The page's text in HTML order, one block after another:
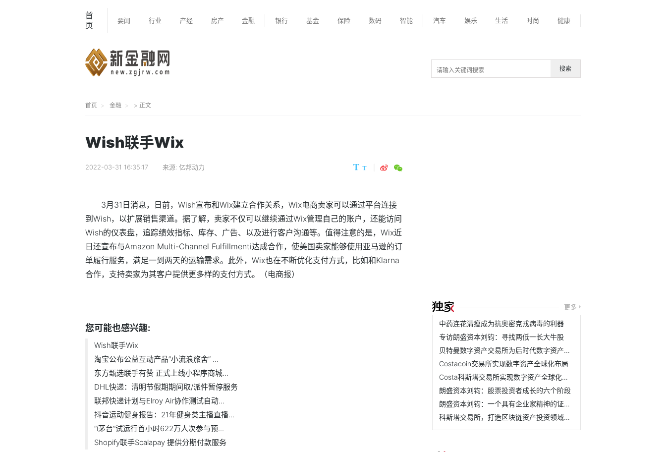
首
页
要闻 行业 产经 房产 金融 银行 基金 保险 数码 智能 汽车 娱乐 生活 时尚 健康
搜索
首页 金融 > 正文
Wish联手Wix
2022-03-31 16:35:17 来源: 亿邦动力
3月31日消息，日前，Wish宣布和Wix建立合作关系，Wix电商卖家可以通过平台连接
到Wish，以扩展销售渠道。据了解，卖家不仅可以继续通过Wix管理自己的账户，还能访问
Wish的仪表盘，追踪绩效指标、库存、广告、以及进行客户沟通等。值得注意的是，Wix近
日还宣布与Amazon Multi-Channel Fulfillmenti达成合作，使美国卖家能够使用亚马逊的订
单履行服务，满足一到两天的运输需求。此外，Wix也在不断优化支付方式，比如和Klarna
合作，支持卖家为其客户提供更多样的支付方式。（电商报）
您可能也感兴趣:
Wish联手Wix
淘宝公布公益互动产品“小流浪旅舍” ...
东方甄选联手有赞 正式上线小程序商城...
DHL快递：清明节假期期间取/派件暂停服务
联邦快递计划与Elroy Air协作测试自动...
抖音运动健身报告：21年健身类主播直播...
“i茅台”试运行首小时622万人次参与预...
Shopify联手Scalapay 提供分期付款服务
更多
中药连花清瘟成为抗奥密克戎病毒的利器
专访朗盛资本刘钧：寻找两低一长大牛股
贝特曼数字资产交易所为后时代数字资产交易保驾护航
Costacoin交易所实现数字资产全球化布局
Costa科斯塔交易所实现数字资产全球化生态布局
朗盛资本刘钧：股票投资者成长的六个阶段
朗盛资本刘钧：一个具有企业家精神的证券分析师
科斯塔交易所，打造区块链资产投资领域的净土